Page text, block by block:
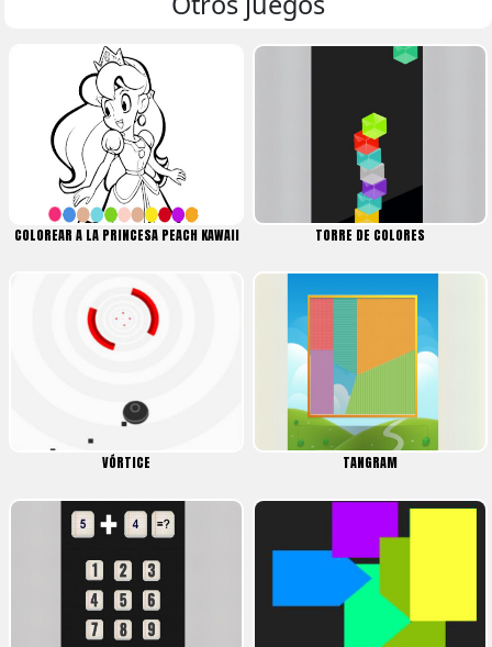
COLOREAR A LA PRINCESA PEACH KAWAII TORRE DE COLORES
VÓRTICE TANGRAM